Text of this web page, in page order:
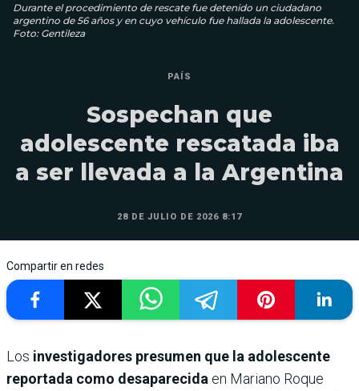
Durante el procedimiento de rescate fue detenido un ciudadano
argentino de 56 años y en cuyo vehículo fue hallada la adolescente.
Foto: Gentileza
PAÍS
Sospechan que
adolescente rescatada iba
a ser llevada a la Argentina
28 DE JULIO DE 2026 8:17
Compartir en redes
Los investigadores presumen que la adolescente
reportada como desaparecida en Mariano Roque